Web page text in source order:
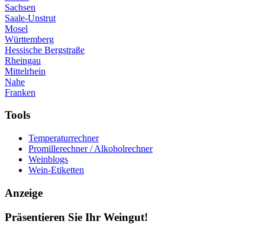
Sachsen
Saale-Unstrut
Mosel
Württemberg
Hessische Bergstraße
Rheingau
Mittelrhein
Nahe
Franken
Tools
Temperaturrechner
Promillerechner / Alkoholrechner
Weinblogs
Wein-Etiketten
Anzeige
Präsentieren Sie Ihr Weingut!